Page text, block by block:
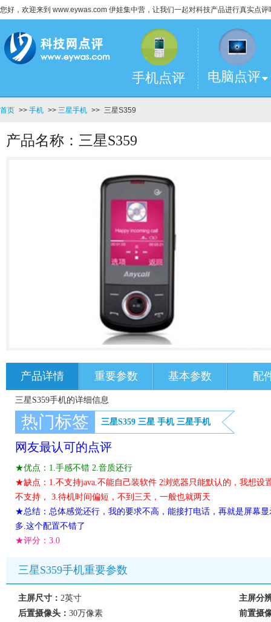
您好，欢迎来到 www.eywas.com 伊娃集中营，让我们一起对科技产品进行真实点评
手机点评 电脑点评
首页 >> 手机 >> 三星手机 >> 三星S359
产品名称：三星S359
产品详情 重要参数 基本参数 配
三星S359手机的详细信息
热门标签 三星S359 三星 手机 三星手机
网友最认可的点评
★优点：1.手感不错 2.音质还行
★缺点：1.不支持java.不能自己装软件 2浏览器只能默认的，我想设
不支持， 3.待机时间偏短，不到三天，一般也就两天
★总结：总体感觉还行，我的要求不高，能接打电话，再就是屏幕
多.这个配置不错了
★评分： 3.0
三星S359手机重要参数
主屏尺寸： 2英寸
主屏分
后置摄像头： 30万像素
前置摄